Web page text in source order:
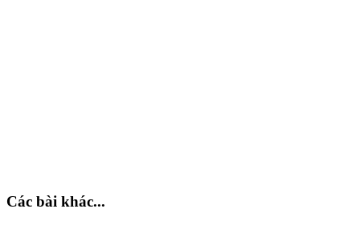
Các bài khác...